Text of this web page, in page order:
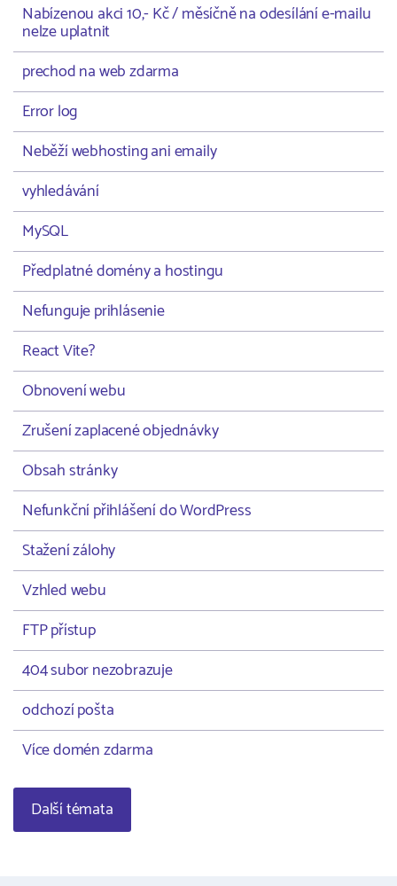
Nabízenou akci 10,- Kč / měsíčně na odesílání e-mailu
nelze uplatnit
prechod na web zdarma
Error log
Neběží webhosting ani emaily
vyhledávání
MySQL
Předplatné domény a hostingu
Nefunguje prihlásenie
React Vite?
Obnovení webu
Zrušení zaplacené objednávky
Obsah stránky
Nefunkční přihlášení do WordPress
Stažení zálohy
Vzhled webu
FTP přístup
404 subor nezobrazuje
odchozí pošta
Více domén zdarma
Další témata